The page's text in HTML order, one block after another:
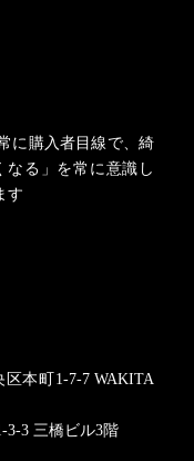
に購入者目線で、綺
なる」を常に意識し
す
本町1-7-7 WAKITA
3-3 三橋ビル3階